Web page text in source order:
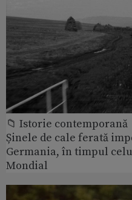
📁 Istorie contemporană
Șinele de cale ferată
Germania, în timpul
Mondial